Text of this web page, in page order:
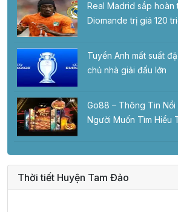
Real Madrid sắp hoàn
Diomande trị giá 120
Tuyển Anh mất suất
chủ nhà giải đấu lớn
Go88 – Thông Tin Nổi
Người Muốn Tìm Hiểu
Thời tiết Huyện Tam Đảo